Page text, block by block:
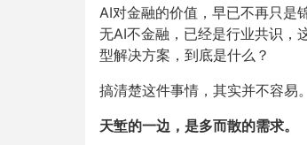
AI对金融的价值，早已不再只是
无AI不金融，已经是行业共识，
型解决方案，到底是什么？
搞清楚这件事情，其实并不容易。
天堑的一边，是多而散的需求。